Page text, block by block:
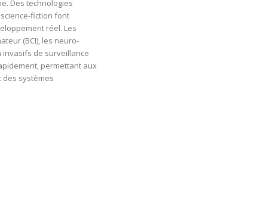
Des technologies
fiction font
réel. Les
(BCI), les neuro-
invasifs de surveillance
permettant aux
des systèmes